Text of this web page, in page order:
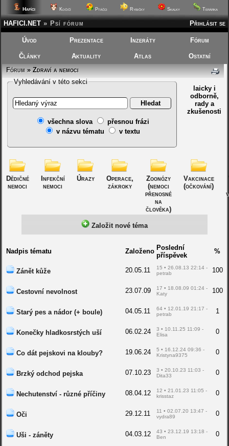
Hafíci Kočičí Ptáčci Rybičky Skalky Terárka
Přihlásit se
HAFICI.NET » Psí fórum
Úvod Prezentace Inzeráty Fórum
Články Aktuality Atlas
Ostatní
Fórum»Zdraví a nemoci
Vyhledávání v této sekci
všechna slova
přesnou frázi
v názvu tématu
v textu
laicky i
odborně,
rady a
zkušenosti
Dědičné
nemoci
Infekční
nemoci
Úrazy
Operace,
zákroky
Zoonózy
(nemoci
přenosné
na
člověka)
Vakcinace
(očkování)
Založit nové téma
Nadpis tématu Založeno Poslední
příspěvek
%
Zánět kůže 20.05.11
15 • 26.08.13 22:14 -
petrab
100
Cestovní nevolnost 23.07.09
17 • 18.08.09 01:24 -
Katy
100
Starý pes a nádor (+ boule) 04.05.11
64 • 12.01.19 21:17 -
petrab
1
Konečky hladkosrstých uší 06.02.24
3 • 10.11.25 11:09 -
Elisa
0
Co dát pejskovi na klouby? 19.06.24
5 • 16.12.24 09:36 -
Kristyna9375
0
Brzký odchod pejska 07.10.23
3 • 20.10.23 11:03 -
Dita33
0
Nechutenství - různé příčiny 08.04.12
12 • 21.01.23 11:05 -
krisstaz
0
Oči 29.12.11
11 • 02.07.20 13:47 -
vydra89
0
Uši - záněty 04.03.12
43 • 23.12.19 13:18 -
Ben
0